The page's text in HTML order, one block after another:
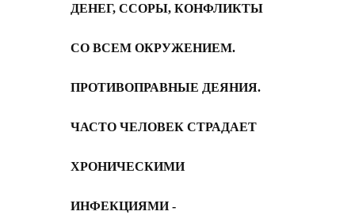
ДЕНЕГ, ССОРЫ, КОНФЛИКТЫ
СО ВСЕМ ОКРУЖЕНИЕМ.
ПРОТИВОПРАВНЫЕ ДЕЯНИЯ.
ЧАСТО ЧЕЛОВЕК СТРАДАЕТ
ХРОНИЧЕСКИМИ
ИНФЕКЦИЯМИ -